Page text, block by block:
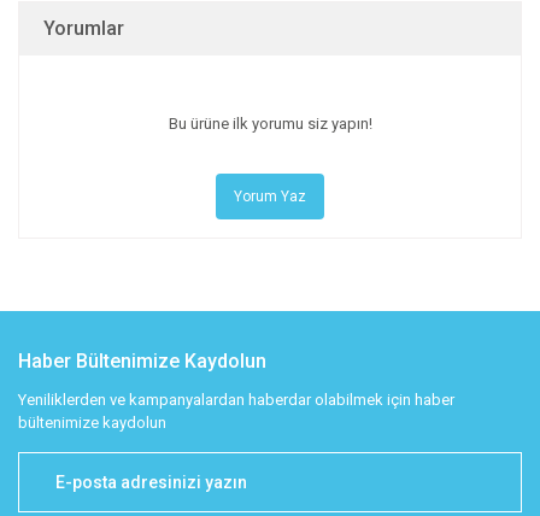
Yorumlar
Bu ürüne ilk yorumu siz yapın!
Yorum Yaz
Haber Bültenimize Kaydolun
Yeniliklerden ve kampanyalardan haberdar olabilmek için haber
bültenimize kaydolun